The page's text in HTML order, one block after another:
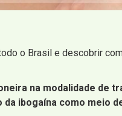
o Brasil e descobrir
na modalidade de
ibogaína como meio